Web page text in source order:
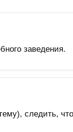
заведения.
следить,